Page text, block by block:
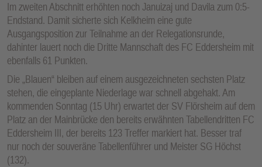
Im zweiten Abschnitt erhöhten noch Januizaj und Davila zum 0:5-
Endstand. Damit sicherte sich Kelkheim eine gute
Ausgangsposition zur Teilnahme an der Relegationsrunde,
dahinter lauert noch die Dritte Mannschaft des FC Eddersheim mit
ebenfalls 61 Punkten.
Die „Blauen“ bleiben auf einem ausgezeichneten sechsten Platz
stehen, die eingeplante Niederlage war schnell abgehakt. Am
kommenden Sonntag (15 Uhr) erwartet der SV Flörsheim auf dem
Platz an der Mainbrücke den bereits erwähnten Tabellendritten FC
Eddersheim III, der bereits 123 Treffer markiert hat. Besser traf
nur noch der souveräne Tabellenführer und Meister SG Höchst
(132).